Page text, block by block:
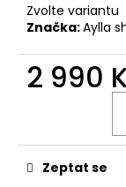
Zvolte variantu
Značka:Aylla
2 990
Zeptat se
o
u
u
m
e